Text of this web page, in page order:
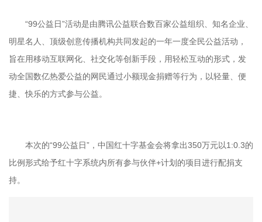
“99公益日”活动是由腾讯公益联合数百家公益组织、知名企业、
明星名人、顶级创意传播机构共同发起的一年一度全民公益活动，
旨在用移动互联网化、社交化等创新手段，用轻松互动的形式，发
动全国数亿热爱公益的网民通过小额现金捐赠等行为，以轻量、便
捷、快乐的方式参与公益。
本次的“99公益日”，中国红十字基金会将拿出350万元以1:0.3的
比例形式给予红十字系统内所有参与伙伴+计划的项目进行配捐支
持。